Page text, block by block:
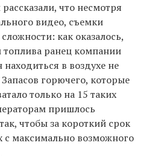
что несмотря
видео, съемки
как оказалось,
ранец компании
находиться в воздухе не
горючего, которые
только на 15 таких
пришлось
чтобы за короткий срок
с максимально возможного